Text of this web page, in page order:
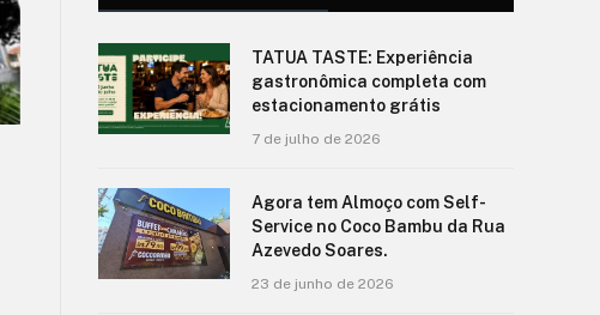
TATUA TASTE: Experiência
gastronômica completa com
estacionamento grátis
7 de julho de 2026
Agora tem Almoço com Self-
Service no Coco Bambu da Rua
Azevedo Soares.
23 de junho de 2026